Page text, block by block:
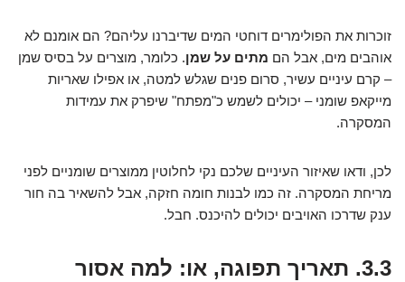
זוכרות את הפולימרים דוחטי המים שדיברנו עליהם? הם אומנם לא
אוהבים מים, אבל הם מתים על שמן. כלומר, מוצרים על בסיס שמן
– קרם עיניים עשיר, סרום פנים שגלש למטה, או אפילו שאריות
מייקאפ שומני – יכולים לשמש כ"מפתח" שיפרק את עמידות
המסקרה.
לכן, ודאו שאיזור העיניים שלכם נקי לחלוטין ממוצרים שומניים לפני
מריחת המסקרה. זה כמו לבנות חומה חזקה, אבל להשאיר בה חור
ענק שדרכו האויבים יכולים להיכנס. חבל.
3.3. תאריך תפוגה, או: למה אסור